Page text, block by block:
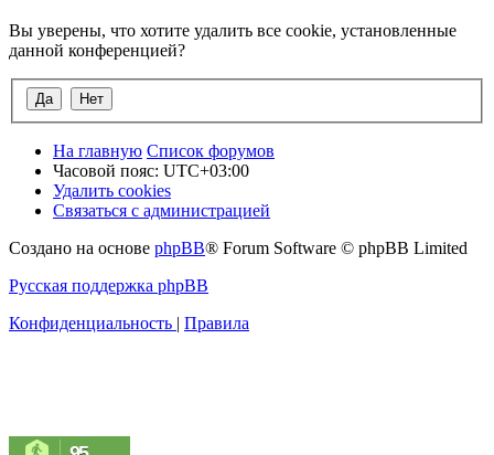
Вы уверены, что хотите удалить все cookie, установленные
данной конференцией?
На главную Список форумов
Часовой пояс: UTC+03:00
Удалить cookies
Связаться с администрацией
Создано на основе phpBB® Forum Software © phpBB Limited
Русская поддержка phpBB
Конфиденциальность | Правила